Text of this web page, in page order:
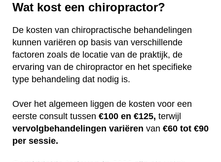
Wat kost een chiropractor?
De kosten van chiropractische behandelingen
kunnen variëren op basis van verschillende
factoren zoals de locatie van de praktijk, de
ervaring van de chiropractor en het specifieke
type behandeling dat nodig is.
Over het algemeen liggen de kosten voor een
eerste consult tussen €100 en €125, terwijl
vervolgbehandelingen variëren van €60 tot €90
per sessie.